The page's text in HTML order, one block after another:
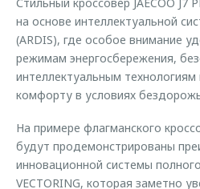
на основе интеллектуальной
(ARDIS), где особое внимание
режимам энергосбережения,
интеллектуальным
комфорту в условиях
На примере флагманского
будут продемонстрированы
инновационной системы
VECTORING, которая заметно